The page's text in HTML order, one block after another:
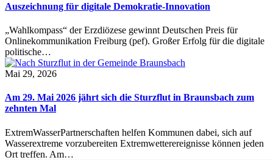
Auszeichnung für digitale Demokratie-Innovation
„Wahlkompass“ der Erzdiözese gewinnt Deutschen Preis für
Onlinekommunikation Freiburg (pef). Großer Erfolg für die digitale
politische…
Mai 29, 2026
Am 29. Mai 2026 jährt sich die Sturzflut in Braunsbach zum
zehnten Mal
ExtremWasserPartnerschaften helfen Kommunen dabei, sich auf
Wasserextreme vorzubereiten Extremwetterereignisse können jeden
Ort treffen. Am…